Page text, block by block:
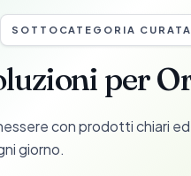
SOTTOCATEGORIA
per
con prodotti chiari
giorno.